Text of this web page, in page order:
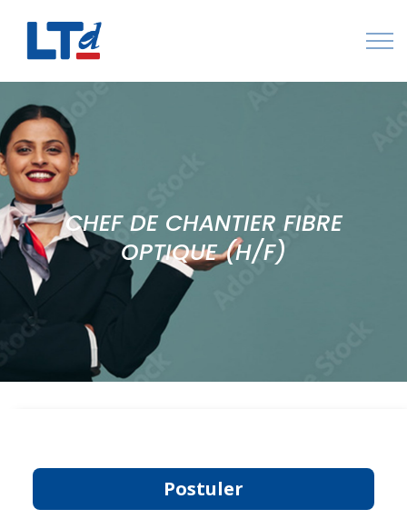
Numéro Vert : 0805 034 036
Qui sommes-nous
Rejoignez LTd
Contactez-nousCHEF DE CHANTIER FIBRE
OPTIQUE (H/F)
Postuler